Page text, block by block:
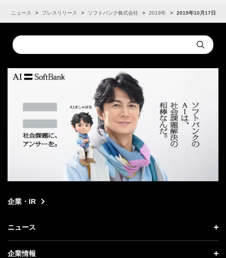
ニュース プレスリリース ソフトバンク株式会社 2019年 2019年10月17日
Conduct
a
Submit
企業・IR
ニュース
ニュース トップ
企業情報